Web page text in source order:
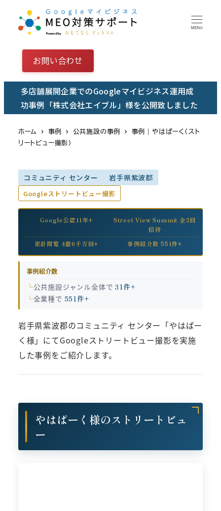
テ
MENU
お問い合わせ
多店舗展開企業でのGoogleマイビジネス運用成
功事例「株式会社エイブル」様を公開致しました
ホーム 事例 公共施設の事例
事例｜やはぱーく（スト
リートビュー撮影）
コミュニティ センター 岩手県紫波郡
Googleストリートビュー撮影
Google公認11年+
Street View Summit 全3回
招待
累計閲覧 4億6千万回+
事例紹介数 551件+
事例紹介数
公共施設ジャンル全体で31件+
全業種で 551件+
岩手県紫波郡のコミュニティ センター「やはぱー
く様」にてGoogleストリートビュー撮影を実施
した事例をご紹介します。
やはぱーく様のストリートビュ
ー